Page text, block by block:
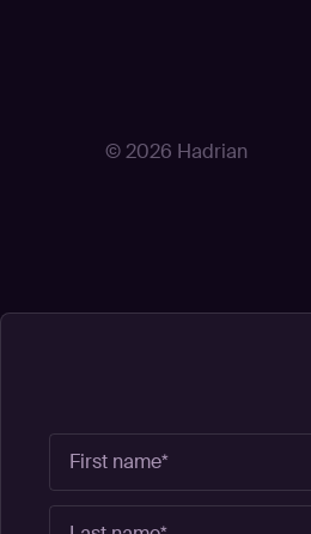
© 2026 Hadrian